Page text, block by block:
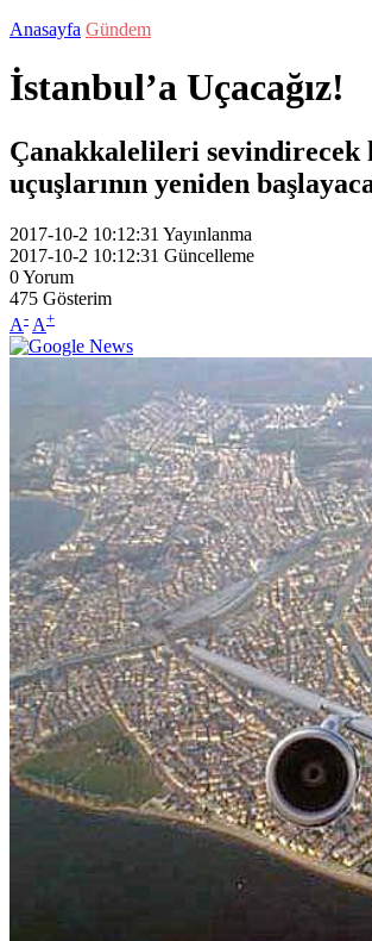
Anasayfa Gündem
İstanbul’a Uçacağız!
Çanakkalelileri sevindirecek
uçuşlarının yeniden
2017-10-2 10:12:31 Yayınlanma
2017-10-2 10:12:31 Güncelleme
0Yorum
475 Gösterim
A- A+